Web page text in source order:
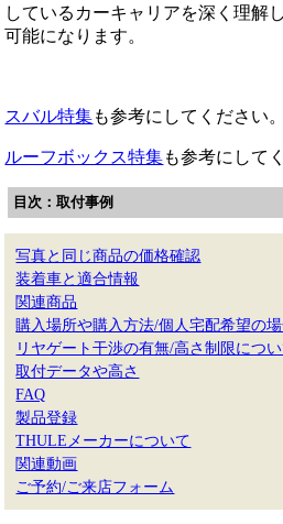
しているカーキャリアを深く理解
可能になります。
スバル特集も参考にしてください。
ルーフボックス特集も参考にして
目次：取付事例
写真と同じ商品の価格確認
装着車と適合情報
関連商品
購入場所や購入方法/個人宅配希望の
リヤゲート干渉の有無/高さ制限につ
取付データや高さ
FAQ
製品登録
THULEメーカーについて
関連動画
ご予約/ご来店フォーム